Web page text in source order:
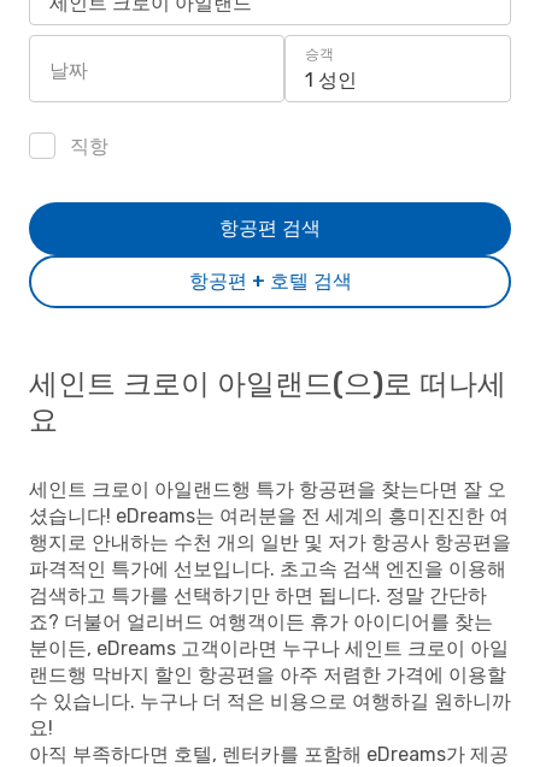
날짜
승객
1 성인
직항
항공편 + 호텔 검색
항공편 검색
세인트 크로이 아일랜드(으)로 떠나세
요
세인트 크로이 아일랜드행 특가 항공편을 찾는다면 잘 오
셨습니다! eDreams는 여러분을 전 세계의 흥미진진한 여
행지로 안내하는 수천 개의 일반 및 저가 항공사 항공편을
파격적인 특가에 선보입니다. 초고속 검색 엔진을 이용해
검색하고 특가를 선택하기만 하면 됩니다. 정말 간단하
죠? 더불어 얼리버드 여행객이든 휴가 아이디어를 찾는
분이든, eDreams 고객이라면 누구나 세인트 크로이 아일
랜드행 막바지 할인 항공편을 아주 저렴한 가격에 이용할
수 있습니다. 누구나 더 적은 비용으로 여행하길 원하니까
요!
아직 부족하다면 호텔, 렌터카를 포함해 eDreams가 제공